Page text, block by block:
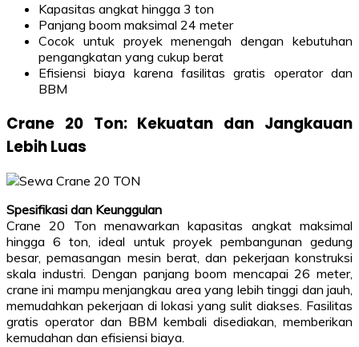
Kapasitas angkat hingga 3 ton
Panjang boom maksimal 24 meter
Cocok untuk proyek menengah dengan kebutuhan
pengangkatan yang cukup berat
Efisiensi biaya karena fasilitas gratis operator dan
BBM
Crane 20 Ton: Kekuatan dan Jangkauan
Lebih Luas
Spesifikasi dan Keunggulan
Crane 20 Ton menawarkan kapasitas angkat maksimal
hingga 6 ton, ideal untuk proyek pembangunan gedung
besar, pemasangan mesin berat, dan pekerjaan konstruksi
skala industri. Dengan panjang boom mencapai 26 meter,
crane ini mampu menjangkau area yang lebih tinggi dan jauh,
memudahkan pekerjaan di lokasi yang sulit diakses. Fasilitas
gratis operator dan BBM kembali disediakan, memberikan
kemudahan dan efisiensi biaya.